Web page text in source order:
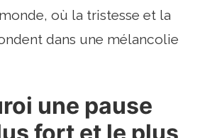
où la tristesse et la
dans une mélancolie
une pause